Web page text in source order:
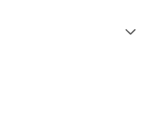
avui mateix